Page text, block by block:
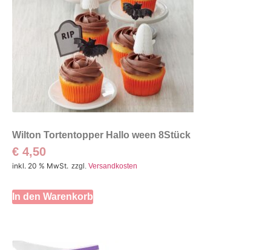
Wilton Tortentopper Hallo ween 8Stück
€ 4,50
inkl. 20 % MwSt. zzgl. Versandkosten
In den Warenkorb